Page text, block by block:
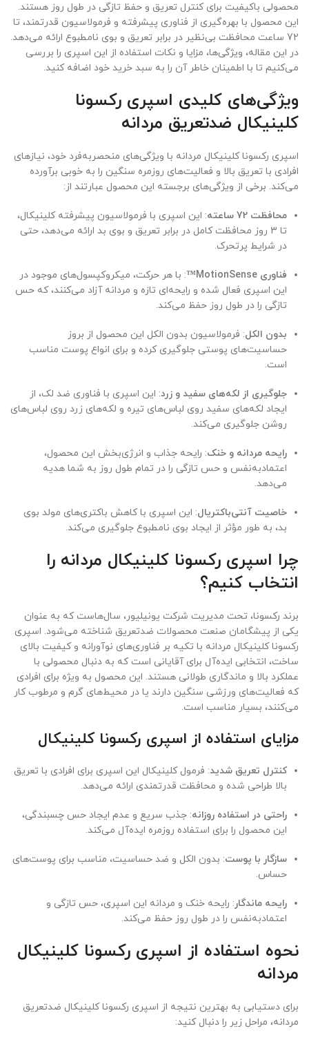
محصولی باکیفیت برای کنترل تعریق و حفظ تازگی در طول روز هستند.
این محصول با بهره‌گیری از فناوری پیشرفته و فرمولاسیون قدرتمند، تا
72 ساعت محافظت بی‌نظیر در برابر تعریق و بوی نامطبوع ارائه می‌دهد.
در این مقاله، ویژگی‌ها، مزایا و نکات استفاده از این اسپری را بررسی
می‌کنیم تا با اطمینان خاطر آن را به سبد خرید خود اضافه کنید.
ویژگی‌های کلیدی اسپری رکسونا
کلینیکال ضدتعریق مردانه
اسپری رکسونا کلینیکال مردانه با ویژگی‌های منحصربه‌فرد خود، نیازهای
افرادی با تعریق بالا و فعالیت‌های روزمره سنگین را به خوبی برآورده
می‌کند. برخی از ویژگی‌های برجسته این محصول عبارتند از:
محافظت 72 ساعته
: این اسپری با فرمولاسیون پیشرفته کلینیکال،
تا 3 روز محافظت کامل در برابر تعریق و بوی بد ارائه می‌دهد، حتی
در شرایط پرتحرک.
فناوری MotionSense™
: با هر حرکت، میکروکپسول‌های موجود در
این اسپری فعال شده و رایحه‌ای تازه و مردانه آزاد می‌کنند، که حس
تازگی را در طول روز حفظ می‌کند.
بدون الکل: فرمولاسیون بدون الکل این محصول از بروز
حساسیت‌های پوستی جلوگیری کرده و برای انواع پوست مناسب
است.
جلوگیری از لکه‌های سفید و زرد: این اسپری با فناوری ضد لک، از
ایجاد لکه‌های سفید روی لباس‌های تیره و لکه‌های زرد روی لباس‌های
روشن جلوگیری می‌کند.
رایحه مردانه و خنک: رایحه جذاب و انرژی‌بخش این محصول،
اعتمادبه‌نفس و حس تازگی را در تمام طول روز به شما هدیه
می‌دهد.
خاصیت آنتی‌باکتریال: این اسپری با کاهش باکتری‌های مولد بوی
بد، به طور مؤثر از ایجاد بوی نامطبوع جلوگیری می‌کند.
چرا اسپری رکسونا کلینیکال مردانه را
انتخاب کنیم؟
برند رکسونا، تحت مدیریت شرکت یونیلیور، سال‌هاست که به عنوان
یکی از پیشگامان صنعت محصولات ضدتعریق شناخته می‌شود. اسپری
رکسونا کلینیکال مردانه با تکیه بر فناوری‌های نوآورانه و کیفیت بالای
ساخت، انتخابی ایده‌آل برای آقایانی است که به دنبال محصولی با
عملکرد بالا و ماندگاری طولانی هستند. این محصول به ویژه برای افرادی
که فعالیت‌های ورزشی سنگین دارند یا در محیط‌های گرم و مرطوب کار
می‌کنند، بسیار مناسب است.
مزایای استفاده از اسپری رکسونا کلینیکال
کنترل تعریق شدید: فرمول کلینیکال این اسپری برای افرادی با تعریق
بالا طراحی شده و محافظت قدرتمندی ارائه می‌دهد.
راحتی در استفاده روزانه: جذب سریع و عدم ایجاد حس چسبندگی،
این محصول را برای استفاده روزمره ایده‌آل می‌کند.
سازگار با پوست: بدون الکل و ضد حساسیت، مناسب برای پوست‌های
حساس.
رایحه ماندگار: رایحه خنک و مردانه این اسپری، حس تازگی و
اعتمادبه‌نفس را در طول روز حفظ می‌کند.
نحوه استفاده از اسپری رکسونا کلینیکال
مردانه
برای دستیابی به بهترین نتیجه از اسپری رکسونا کلینیکال ضدتعریق
مردانه، مراحل زیر را دنبال کنید: